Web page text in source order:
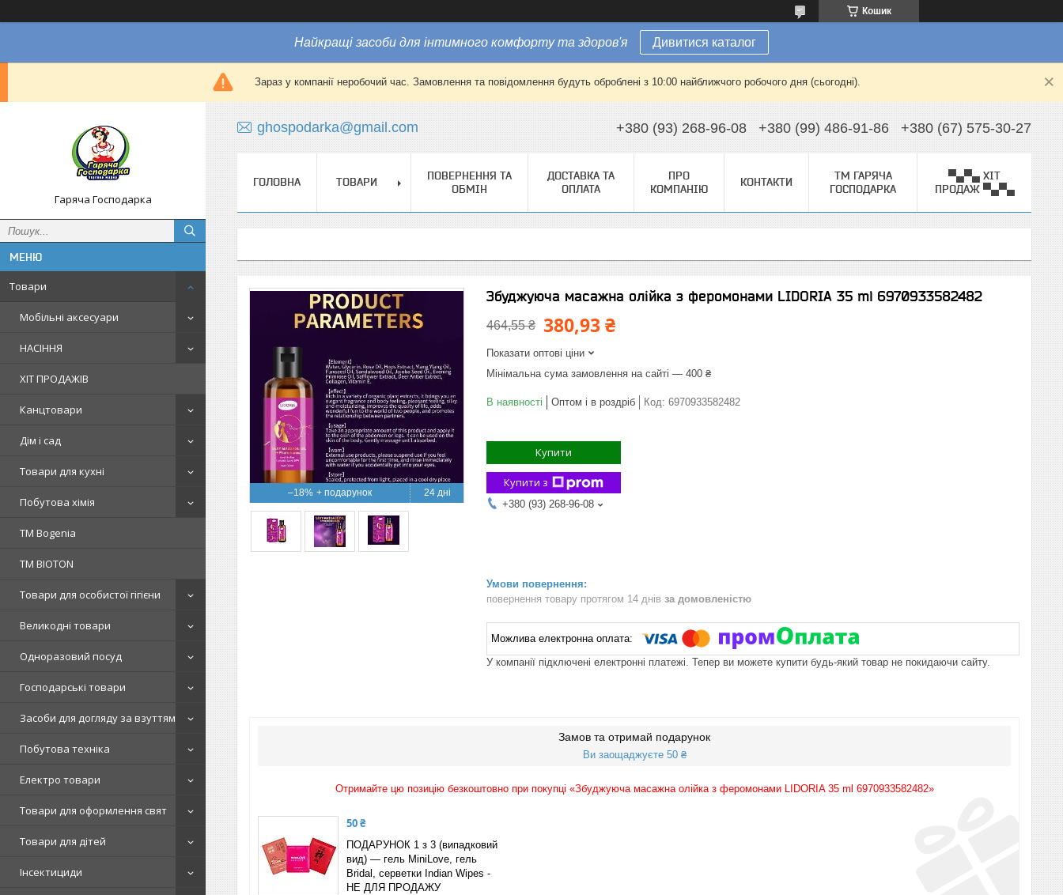
Кошик
Найкращі засоби для інтимного комфорту та здоров'я Дивитися каталог
Зараз у компанії неробочий час. Замовлення та повідомлення будуть оброблені з 10:00 найближчого робочого дня (сьогодні).
Гаряча Господарка
Товари
Мобільні аксесуари
НАСІННЯ
ХІТ ПРОДАЖІВ
Канцтовари
Дім і сад
Товари для кухні
Побутова хімія
ТМ Bogenia
ТМ BIOTON
Товари для особистої гігієни
Великодні товари
Одноразовий посуд
Господарські товари
Засоби для догляду за взуттям
Побутова техніка
Електро товари
Товари для оформлення свят
Товари для дітей
Інсектициди
ghospodarka@gmail.com +380 (93) 268-96-08 +380 (99) 486-91-86 +380 (67) 575-30-27
ГОЛОВНА ТОВАРИ
ПОВЕРНЕННЯ ТА
ОБМІН
ДОСТАВКА ТА
ОПЛАТА
ПРО
КОМПАНІЮ
КОНТАКТИ
ТМ ГАРЯЧА
ГОСПОДАРКА
▀▄▀▄ ХІТ
ПРОДАЖ ▀▄▀▄
–18% 24 дні
Збуджуюча масажна олійка з феромонами LIDORIA 35 ml 6970933582482
464,55 ₴ 380,93 ₴
Показати оптові ціни
Мінімальна сума замовлення на сайті — 400 ₴
В наявності Оптом і в роздріб Код: 6970933582482
Купити
Купити з
+380 (93) 268-96-08
повернення товару протягом 14 днів за домовленістю
У компанії підключені електронні платежі. Тепер ви можете купити будь-який товар не покидаючи сайту.
Замов та отримай подарунок
Ви заощаджуєте 50 ₴
Отримайте цю позицію безкоштовно при покупці «Збуджуюча масажна олійка з феромонами LIDORIA 35 ml 6970933582482»
50 ₴
ПОДАРУНОК 1 з 3 (випадковий
вид) — гель MiniLove, гель
Bridal, серветки Indian Wipes -
НЕ ДЛЯ ПРОДАЖУ